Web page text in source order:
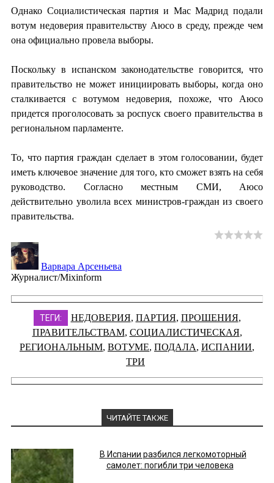
Однако Социалистическая партия и Мас Мадрид подали
вотум недоверия правительству Аюсо в среду, прежде чем
она официально провела выборы.
Поскольку в испанском законодательстве говорится, что
правительство не может инициировать выборы, когда оно
сталкивается с вотумом недоверия, похоже, что Аюсо
придется проголосовать за роспуск своего правительства в
региональном парламенте.
То, что партия граждан сделает в этом голосовании, будет
иметь ключевое значение для того, кто сможет взять на себя
руководство. Согласно местным СМИ, Аюсо
действительно уволила всех министров-граждан из своего
правительства.
Варвара Арсеньева
Журналист/Mixinform
ТЕГИ: НЕДОВЕРИЯ, ПАРТИЯ, ПРОШЕНИЯ,
ПРАВИТЕЛЬСТВАМ, СОЦИАЛИСТИЧЕСКАЯ,
РЕГИОНАЛЬНЫМ, ВОТУМЕ, ПОДАЛА, ИСПАНИИ,
ТРИ
ЧИТАЙТЕ ТАКЖЕ
В Испании разбился легкомоторный
самолет: погибли три человека